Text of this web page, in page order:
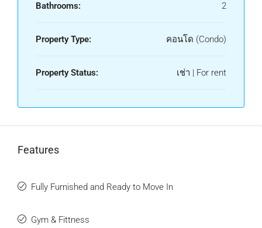
Bathrooms: 2
Property Type: คอนโด (Condo)
Property Status: เช่า | For rent
Features
Fully Furnished and Ready to Move In
Gym & Fittness